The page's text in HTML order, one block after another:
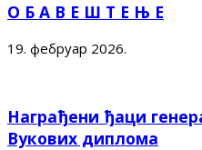
О Б А В Е Ш Т Е Њ Е
19. фебруар 2026.
Награђени ђаци
Вукових диплома